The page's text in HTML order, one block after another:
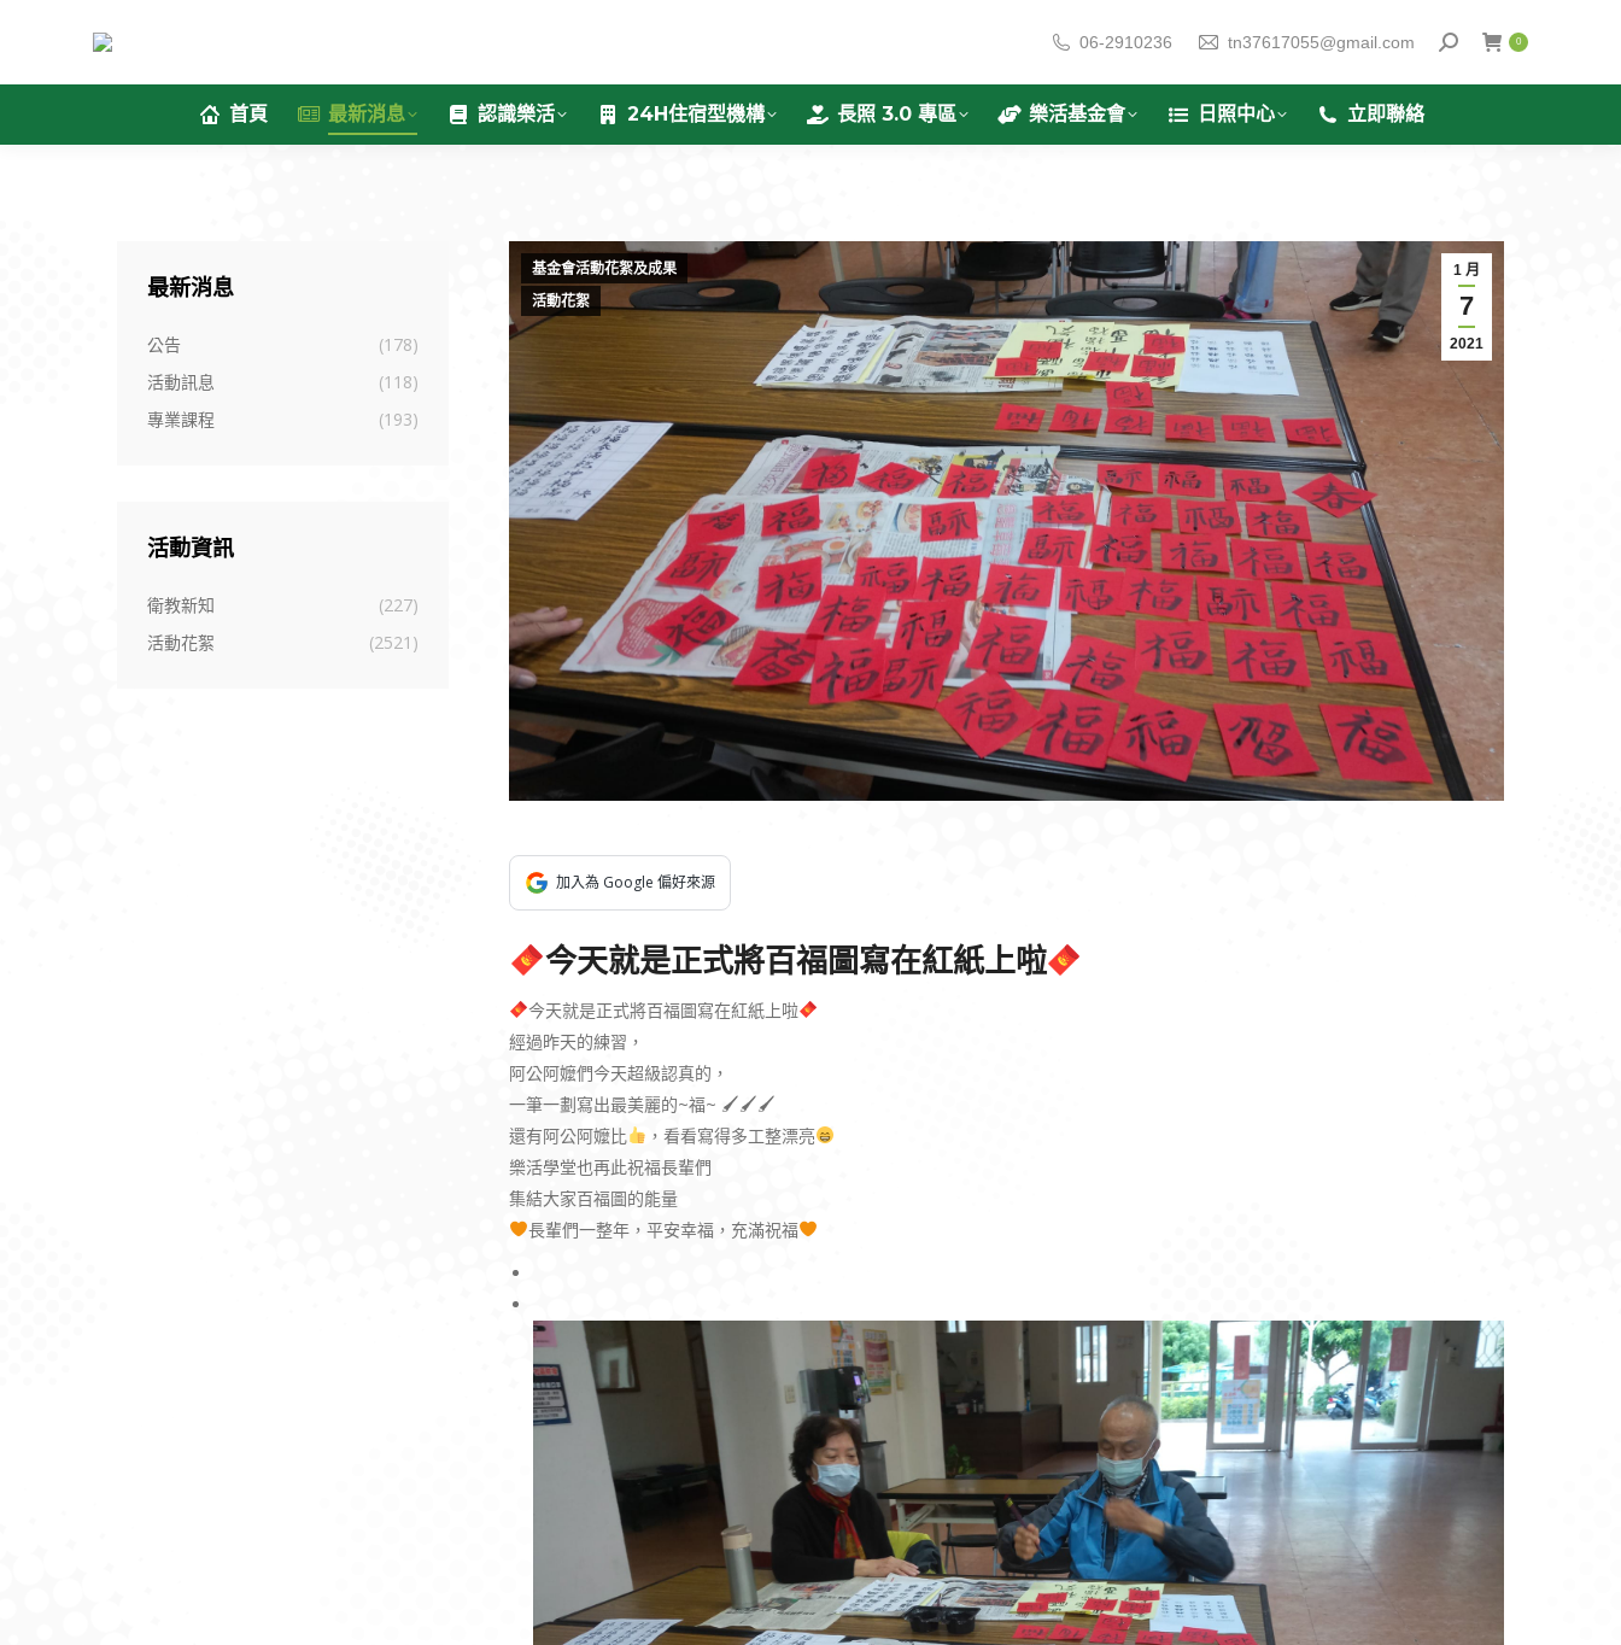
06-2910236 tn37617055@gmail.com 0
首頁 最新消息 認識樂活 24H住宿型機構 長照 3.0 專區 樂活基金會 日照中心 立即聯絡
1 月
7
2021
基金會活動花絮及成果
活動花絮
加入為 Google 偏好來源
今天就是正式將百福圖寫在紅紙上啦
今天就是正式將百福圖寫在紅紙上啦
經過昨天的練習，
阿公阿嬤們今天超級認真的，
一筆一劃寫出最美麗的~福~ 🖌🖌🖌
還有阿公阿嬤比
，看看寫得多工整漂亮
樂活學堂也再此祝福長輩們
集結大家百福圖的能量
長輩們一整年，平安幸福，充滿祝福
最新消息
公告
(178)
活動訊息
(118)
專業課程
(193)
活動資訊
衛教新知
(227)
活動花絮
(2521)